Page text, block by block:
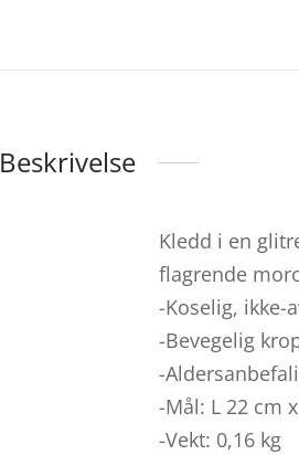
Beskrivelse
Kledd i en
flagrende
-Koselig, ikke-
-Bevegelig
-
-Mål: L 22 cm
-Vekt: 0,16 kg